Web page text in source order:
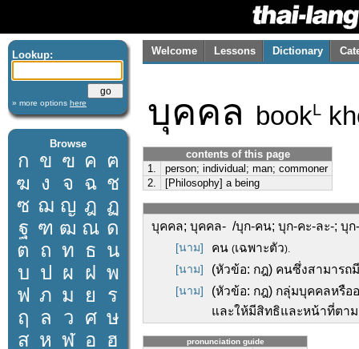
Lookup:
» more options here
Browse
ก ข ฃ ค ฅ
ฆ ง จ ฉ ช
ซ ฌ ญ ฎ ฏ
ฐ ฑ ฒ ณ ด
ต ถ ท ธ น
บ ป ผ ฝ พ
ฟ ภ ม ย
ร
ฤ
ล ว ศ ษ
ส ห ฬ อ ฮ
Welcome Lessons Dictionary
บุคคล bookL
contents of this page
1.
person; individual; man; commoner
2.
[Philosophy] a being
บุคคล; บุคคล- /บุก-คน; บุก-คะ-ละ-; บุก
[นาม] คน (เฉพาะตัว).
[นาม] (หัวข้อ: กฎ) คนซึ่งสามารถ
[นาม]
(หัวข้อ: กฎ) กลุ่มบุคคลหรือ
และให้มีสิทธิและหน้าที่ตา
pronunciation guide